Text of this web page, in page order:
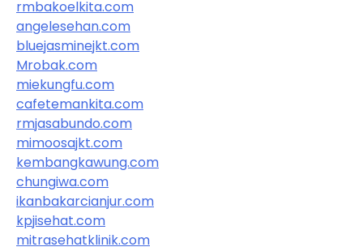
rmbakoelkita.com
angelesehan.com
bluejasminejkt.com
Mrobak.com
miekungfu.com
cafetemankita.com
rmjasabundo.com
mimoosajkt.com
kembangkawung.com
chungiwa.com
ikanbakarcianjur.com
kpjisehat.com
mitrasehatklinik.com